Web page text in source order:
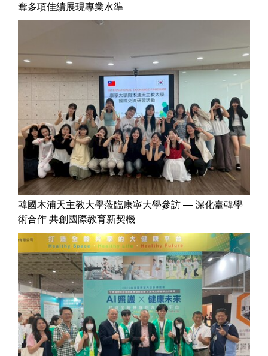
奪多項佳績展現專業水準
韓國木浦天主教大學蒞臨康寧大學參訪 — 深化臺韓學
術合作 共創國際教育新契機